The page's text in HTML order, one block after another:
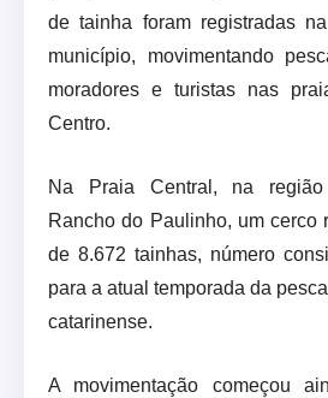
de tainha foram registradas
município, movimentando
moradores e turistas nas
Centro.
Na Praia Central, na
Rancho do Paulinho, um cerco
de 8.672 tainhas, número
para a atual temporada da
catarinense.
A movimentação começou